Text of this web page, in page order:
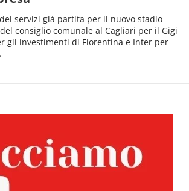
servizi già partita per il nuovo stadio
del consiglio comunale al Cagliari per il Gigi
gli investimenti di Fiorentina e Inter per